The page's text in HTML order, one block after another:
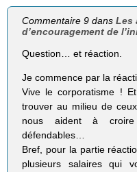
Commentaire 9 dansLes
d’encouragement de
Question… et réaction.
Je commence par la
Vive le corporatisme !
trouver au milieu de
nous aident à
défendables…
Bref, pour la partie
plusieurs salaires qui